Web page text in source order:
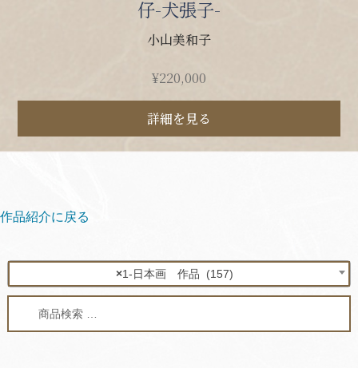
仔-犬張子-
小山美和子
¥220,000
詳細を見る
作品紹介に戻る
×1-日本画 作品 (157)